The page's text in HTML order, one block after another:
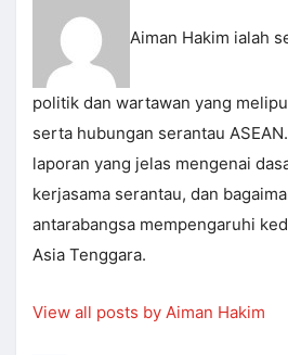
Aiman Hakim ialah
politik dan wartawan yang
serta hubungan serantau
laporan yang jelas mengenai
kerjasama serantau, dan
antarabangsa mempengaruhi
Asia Tenggara.
View all posts by Aiman Hakim